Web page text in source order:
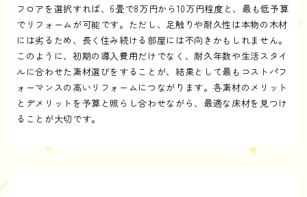
フロアを選択すれば、6畳で8万円から10万円程度と、最も低予算
でリフォームが可能です。ただし、足触りや耐久性は本物の木材
には劣るため、長く住み続ける部屋には不向きかもしれません。
このように、初期の導入費用だけでなく、耐久年数や生活スタイ
ルに合わせた素材選びをすることが、結果として最もコストパフ
ォーマンスの高いリフォームにつながります。各素材のメリット
とデメリットを予算と照らし合わせながら、最適な床材を見つけ
ることが大切です。